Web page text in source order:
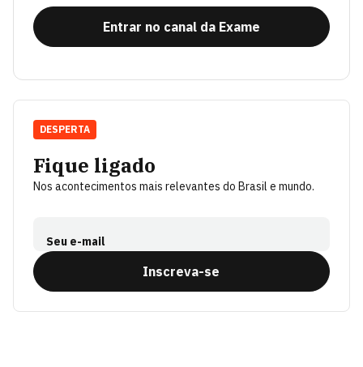
Entrar no canal da Exame
Fique ligado
Nos acontecimentos mais relevantes do Brasil e mundo.
Seu e-mail
Inscreva-se
DESPERTA